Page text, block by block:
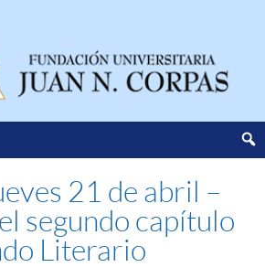
21 de abril –
segundo capítulo
Literario